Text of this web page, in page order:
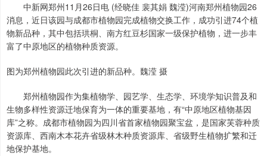
中新网郑州11月26日电 (经晓佳 裴其娟 魏滢)河南郑州植物园26
消息，近日该园与成都市植物园完成植物交换工作，成功引进74个植
物新品种，其中包括珙桐、南方红豆杉国家一级保护植物，进一步丰
富了中原地区的植物种质资源。
图为郑州植物园此次引进的新品种。魏滢 摄
郑州植物园作为集植物学、园艺学、生态学、环境学知识普及和
生物多样性资源迁地保育为一体的重要基地，有“中原地区植物基因
库”之称。成都市植物园为四川省首家植物园聚宝盆，是国家芙蓉种质
资源库、西南木本花卉省级林木种质资源库、省级野生植物扩繁和迁
地保护基地。